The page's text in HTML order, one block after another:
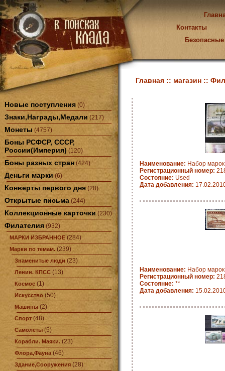
Контакты
Новые поступления (0)
Знаки,Награды,Медали (217)
Монеты (4757)
Боны РСФСР, СССР,
России(Империя) (120)
Боны разных стран (424)
Деньги марки (6)
Конверты первого дня (28)
Открытые письма (244)
Коллекционные карточки (230)
Филателия (932)
МАРКИ ИЗБРАННОЕ (284)
Марки по темам. (239)
Знаменитые люди (23)
Ленин. КПСС (13)
Космос (1)
Искусство (50)
Машины (2)
Спорт (48)
Самолеты (5)
Корабли. Маяки. (23)
Флора,Фауна(46)
Здание,Сооружения (28)
Главная :: магазин ::
Наименование: Набор марок
Регистрационный номер:
Состояние: Used
Дата добавления:
Наименование: Набор марок
Регистрационный номер:
Состояние: **
Дата добавления: